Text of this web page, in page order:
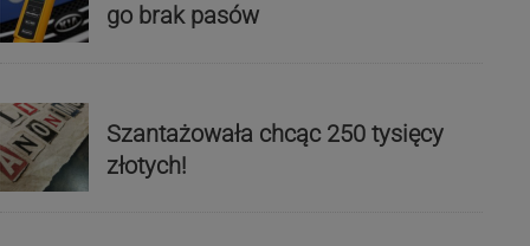
go brak pasów
Szantażowała chcąc 250 tysięcy
złotych!